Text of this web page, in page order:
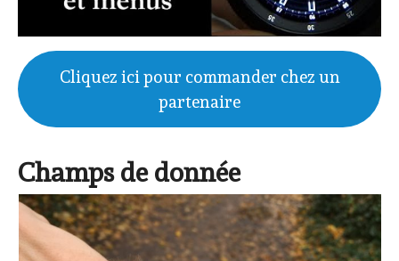
Cliquez ici pour commander chez un
partenaire
Champs de donnée